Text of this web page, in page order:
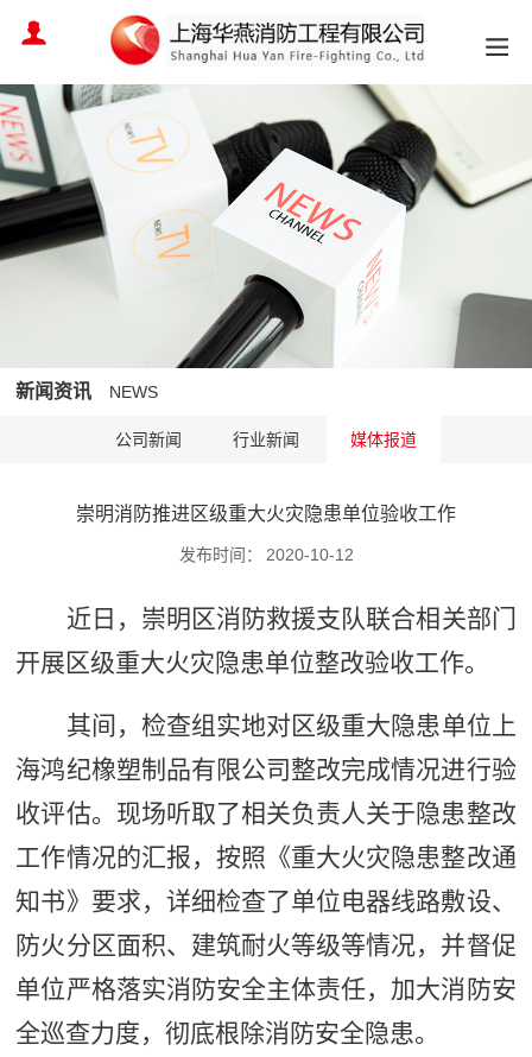
新闻资讯 NEWS
公司新闻 行业新闻 媒体报道
崇明消防推进区级重大火灾隐患单位验收工作
发布时间： 2020-10-12
近日，崇明区消防救援支队联合相关部门
开展区级重大火灾隐患单位整改验收工作。
其间，检查组实地对区级重大隐患单位上
海鸿纪橡塑制品有限公司整改完成情况进行验
收评估。现场听取了相关负责人关于隐患整改
工作情况的汇报，按照《重大火灾隐患整改通
知书》要求，详细检查了单位电器线路敷设、
防火分区面积、建筑耐火等级等情况，并督促
单位严格落实消防安全主体责任，加大消防安
全巡查力度，彻底根除消防安全隐患。